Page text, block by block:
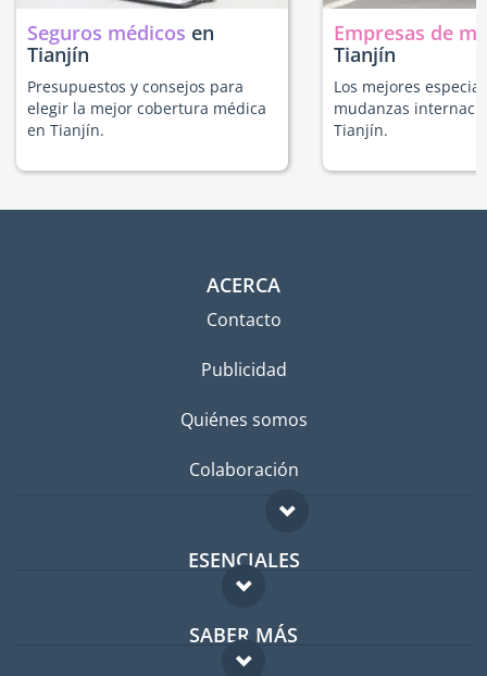
Seguros médicos en
Tianjín
Presupuestos y consejos para
elegir la mejor cobertura médica
en Tianjín.
Empresas de
Tianjín
Los mejores
mudanzas
Tianjín.
ACERCA
Contacto
Publicidad
Quiénes somos
Colaboración
ESENCIALES
Foro para expatriados
Guía para expatriados
SABER MÁS
FAQ